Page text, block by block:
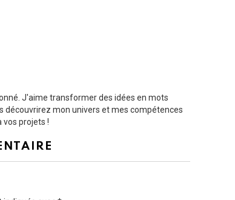
J'aime transformer des idées en mots
découvrirez mon univers et mes compétences
vos projets !